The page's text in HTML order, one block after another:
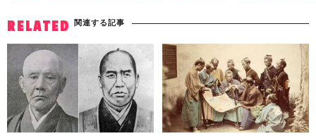
RELATED 関連する記事